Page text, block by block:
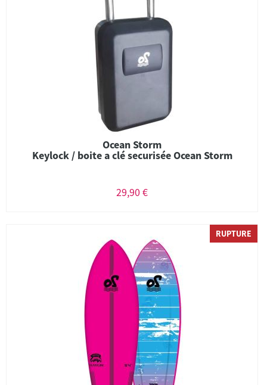
Ocean Storm
Keylock / boite a clé securisée Ocean Storm
29,90 €
RUPTURE